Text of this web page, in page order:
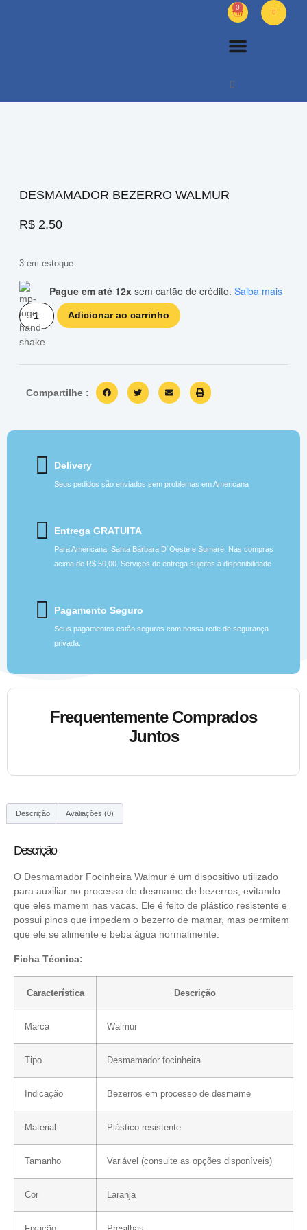
0
DESMAMADOR BEZERRO WALMUR
R$ 2,50
3 em estoque
Pague em até 12x sem cartão de crédito. Saiba mais
Adicionar ao carrinho
Compartilhe :
Delivery
Seus pedidos são enviados sem problemas em Americana
Entrega GRATUITA
Para Americana, Santa Bárbara D´Oeste e Sumaré. Nas compras
acima de R$ 50,00. Serviços de entrega sujeitos à disponibilidade
Pagamento Seguro
Seus pagamentos estão seguros com nossa rede de segurança
privada.
Frequentemente Comprados
Juntos
Descrição Avaliações (0)
Descrição
O Desmamador Focinheira Walmur é um dispositivo utilizado
para auxiliar no processo de desmame de bezerros, evitando
que eles mamem nas vacas. Ele é feito de plástico resistente e
possui pinos que impedem o bezerro de mamar, mas permitem
que ele se alimente e beba água normalmente.
Ficha Técnica:
Característica Descrição
Marca Walmur
Tipo Desmamador focinheira
Indicação Bezerros em processo de desmame
Material Plástico resistente
Tamanho Variável (consulte as opções disponíveis)
Cor Laranja